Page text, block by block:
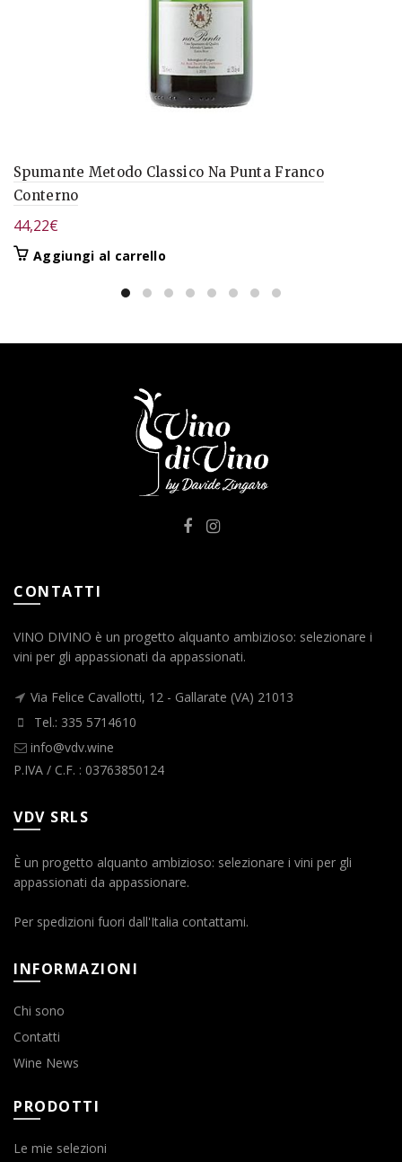
Spumante Metodo Classico Na Punta Franco
Conterno
44,22€
Aggiungi al carrello
CONTATTI
VINO DIVINO è un progetto alquanto ambizioso: selezionare i
vini per gli appassionati da appassionati.
Via Felice Cavallotti, 12 - Gallarate (VA) 21013
Tel.: 335 5714610
info@vdv.wine
P.IVA / C.F. : 03763850124
VDV SRLS
È un progetto alquanto ambizioso: selezionare i vini per gli
appassionati da appassionare.
Per spedizioni fuori dall'Italia contattami.
INFORMAZIONI
Chi sono
Contatti
Wine News
PRODOTTI
Le mie selezioni